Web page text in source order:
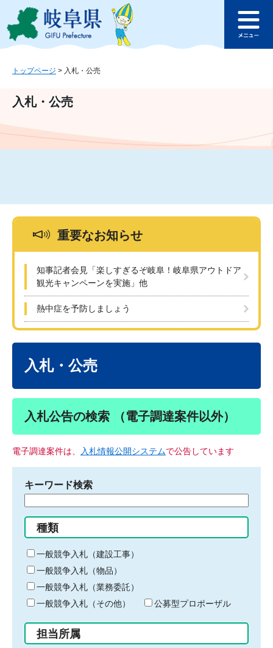
ジ
ュ
文
このページの本文へ
ュ
トップページ > 入札・公売
入札・公売
重要なお知らせ
知事記者会見「楽しすぎるぞ岐阜！岐阜県アウトドア
観光キャンペーンを実施」他
熱中症を予防しましょう
入札・公売
入札公告の検索 （電子調達案件以外）
電子調達案件は、 入札情報公開システムで公告しています
キーワード検索
る
キ
ー
ワ
ー
ド
入
力
種類
一般競争入札（建設工事）
一般競争入札（物品）
一般競争入札（業務委託）
一般競争入札（その他）
公募型プロポーザル
担当所属